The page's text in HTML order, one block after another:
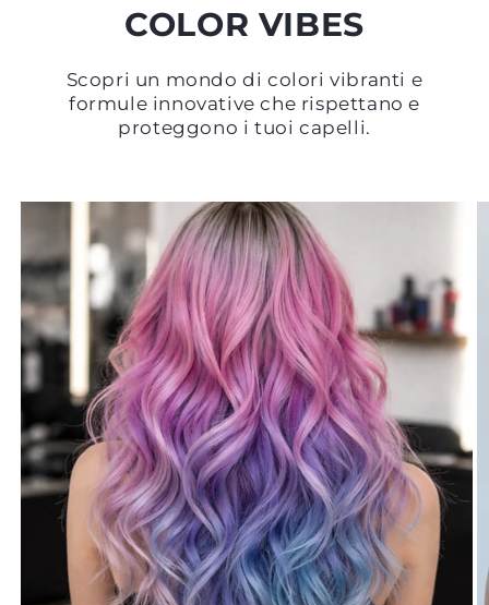
COLOR VIBES
Scopri un mondo di colori vibranti e
formule innovative che rispettano e
proteggono i tuoi capelli.